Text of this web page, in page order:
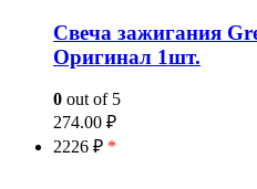
Свеча зажигания
Оригинал 1шт.
0 out of 5
274.00 ₽
2226 ₽ *